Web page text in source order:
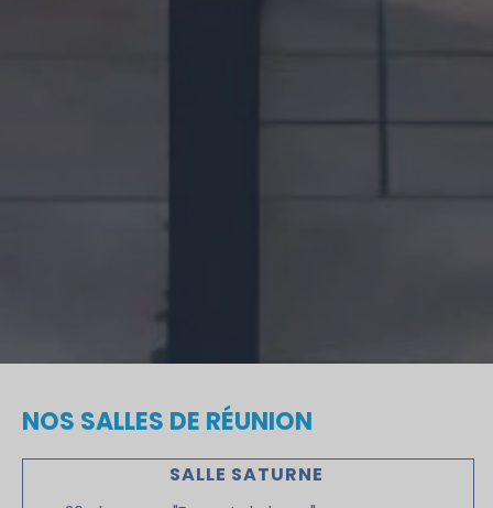
NOS SALLES DE RÉUNION
SALLE SATURNE